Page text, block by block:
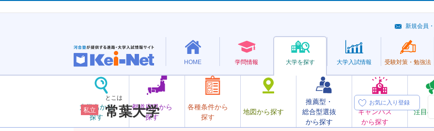
HOME 学問情報 大学を探す
大学名から
探す
都道府県から
探す
各種条件から
探す
地図から探す
推薦型・
総合型選抜
から探す
オープン
キャンパス
から探す
注目
大学入試情報 受験対策・ 勉強法
新規会員
私立
とこは
常葉大学
お気に入り登録